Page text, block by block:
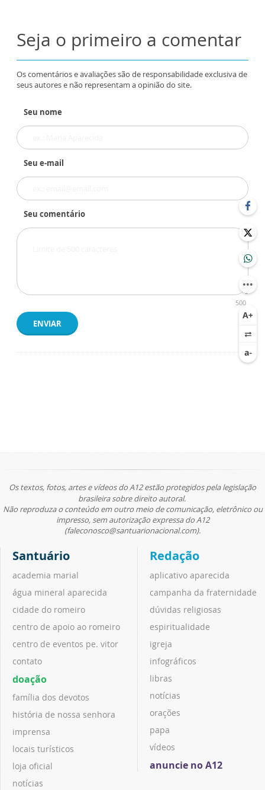
Seja o primeiro a comentar
Os comentários e avaliações são de responsabilidade exclusiva de
seus autores e não representam a opinião do site.
Seu nome
Seu e-mail
Seu comentário
500
ENVIAR
Os textos, fotos, artes e vídeos do A12 estão protegidos pela legislação
brasileira sobre direito autoral.
Não reproduza o conteúdo em outro meio de comunicação, eletrônico ou
impresso, sem autorização expressa do A12
(faleconosco@santuarionacional.com).
Santuário
academia marial
água mineral aparecida
cidade do romeiro
centro de apoio ao romeiro
centro de eventos pe. vitor
contato
doação
família dos devotos
história de nossa senhora
imprensa
locais turísticos
loja oficial
notícias
Redação
aplicativo aparecida
campanha da fraternidade
dúvidas religiosas
espiritualidade
igreja
infográficos
libras
notícias
orações
papa
vídeos
anuncie no A12